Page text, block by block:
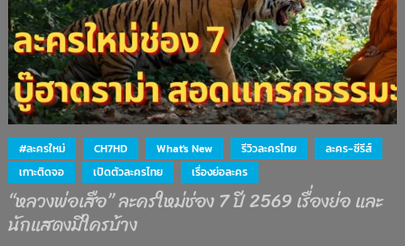
#ละครใหม่ CH7HD What's New รีวิวละครไทย
ละคร-ซีรีส์
เกาะติดจอ
เปิดตัวละครไทย เรื่องย่อละคร
“หลวงพ่อเสือ” ละครใหม่ช่อง 7 ปี 2569 เรื่องย่อ และ
นักแสดงมีใครบ้าง